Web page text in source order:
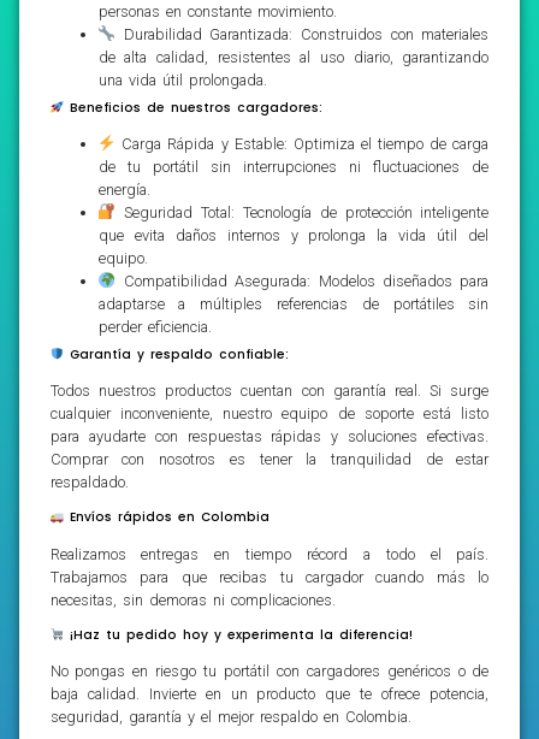
personas en constante movimiento.
Durabilidad Garantizada: Construidos con materiales
de alta calidad, resistentes al uso diario, garantizando
una vida útil prolongada.
Beneficios de nuestros cargadores:
Carga Rápida y Estable: Optimiza el tiempo de carga
de tu portátil sin interrupciones ni fluctuaciones de
energía.
Seguridad Total: Tecnología de protección inteligente
que evita daños internos y prolonga la vida útil del
equipo.
Compatibilidad Asegurada: Modelos diseñados para
adaptarse a múltiples referencias de portátiles sin
perder eficiencia.
Garantía y respaldo confiable:
Todos nuestros productos cuentan con garantía real. Si surge
cualquier inconveniente, nuestro equipo de soporte está listo
para ayudarte con respuestas rápidas y soluciones efectivas.
Comprar con nosotros es tener la tranquilidad de estar
respaldado.
Envíos rápidos en Colombia
Realizamos entregas en tiempo récord a todo el país.
Trabajamos para que recibas tu cargador cuando más lo
necesitas, sin demoras ni complicaciones.
¡Haz tu pedido hoy y experimenta la diferencia!
No pongas en riesgo tu portátil con cargadores genéricos o de
baja calidad. Invierte en un producto que te ofrece potencia,
seguridad, garantía y el mejor respaldo en Colombia.